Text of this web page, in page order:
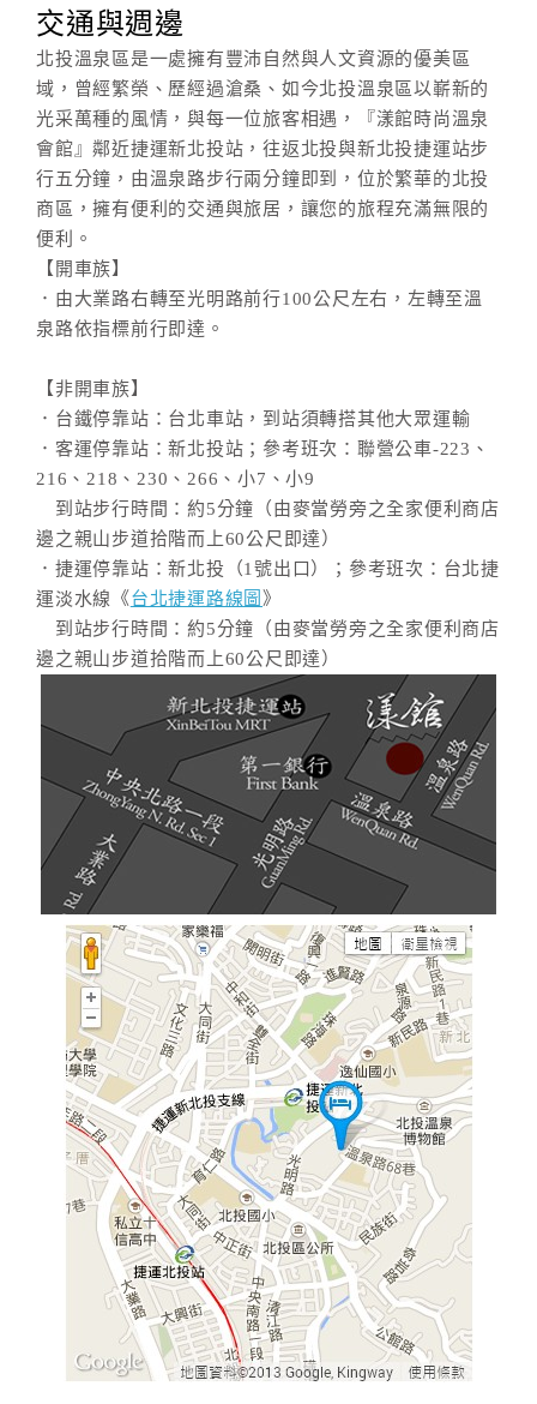
交通與週邊
北投溫泉區是一處擁有豐沛自然與人文資源的優美區
域，曾經繁榮、歷經過滄桑、如今北投溫泉區以嶄新的
光采萬種的風情，與每一位旅客相遇，『漾館時尚溫泉
會館』鄰近捷運新北投站，往返北投與新北投捷運站步
行五分鐘，由溫泉路步行兩分鐘即到，位於繁華的北投
商區，擁有便利的交通與旅居，讓您的旅程充滿無限的
便利。
【開車族】
．由大業路右轉至光明路前行100公尺左右，左轉至溫
泉路依指標前行即達。
【非開車族】
．台鐵停靠站：台北車站，到站須轉搭其他大眾運輸
．客運停靠站：新北投站；參考班次：聯營公車-223、
216、218、230、266、小7、小9
到站步行時間：約5分鐘（由麥當勞旁之全家便利商店
邊之親山步道拾階而上60公尺即達）
．捷運停靠站：新北投（1號出口）；參考班次：台北捷
運淡水線《台北捷運路線圖 》
到站步行時間：約5分鐘（由麥當勞旁之全家便利商店
邊之親山步道拾階而上60公尺即達）